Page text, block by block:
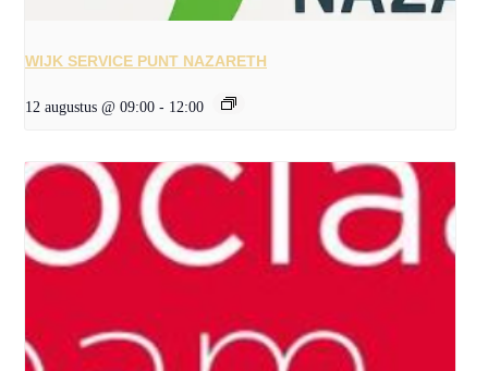
WIJK SERVICE PUNT NAZARETH
12 augustus @ 09:00 - 12:00